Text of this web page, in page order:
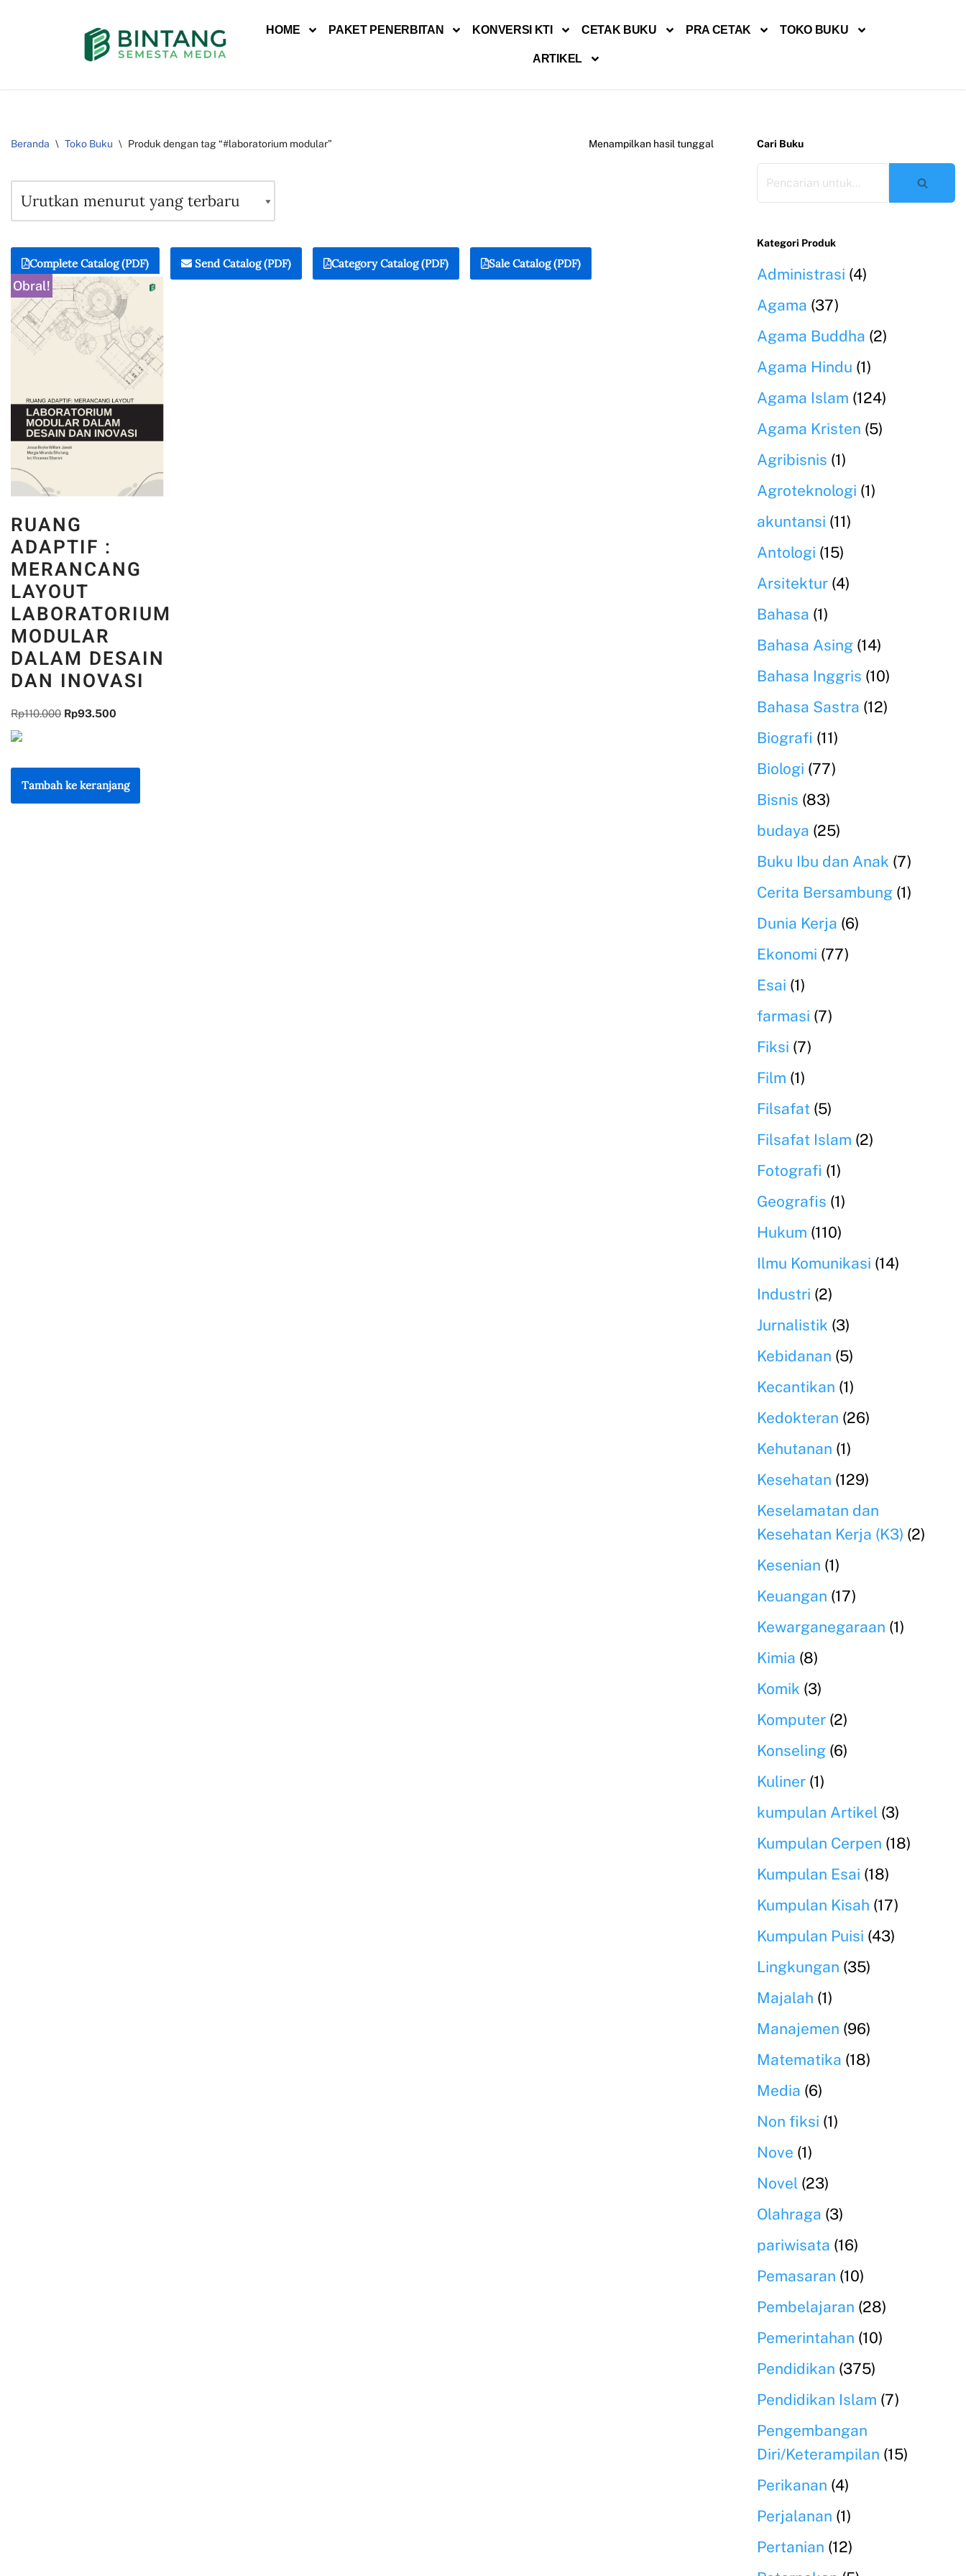
HOME PAKET PENERBITAN KONVERSI KTI CETAK BUKU PRA CETAK TOKO BUKU
ARTIKEL
Beranda \ Toko Buku \ Produk dengan tag “#laboratorium modular” Menampilkan hasil tunggal
Complete Catalog (PDF) Send Catalog (PDF) Category Catalog (PDF) Sale Catalog (PDF)
Obral!
RUANG
ADAPTIF :
MERANCANG
LAYOUT
LABORATORIUM
MODULAR
DALAM DESAIN
DAN INOVASI
Rp110.000 Rp93.500
Tambah ke keranjang
Cari Buku
Kategori Produk
Administrasi (4)
Agama (37)
Agama Buddha (2)
Agama Hindu (1)
Agama Islam (124)
Agama Kristen (5)
Agribisnis (1)
Agroteknologi (1)
akuntansi (11)
Antologi (15)
Arsitektur (4)
Bahasa (1)
Bahasa Asing (14)
Bahasa Inggris (10)
Bahasa Sastra (12)
Biografi (11)
Biologi (77)
Bisnis (83)
budaya (25)
Buku Ibu dan Anak (7)
Cerita Bersambung (1)
Dunia Kerja (6)
Ekonomi (77)
Esai (1)
farmasi (7)
Fiksi (7)
Film (1)
Filsafat (5)
Filsafat Islam (2)
Fotografi (1)
Geografis (1)
Hukum (110)
Ilmu Komunikasi (14)
Industri (2)
Jurnalistik (3)
Kebidanan (5)
Kecantikan (1)
Kedokteran (26)
Kehutanan (1)
Kesehatan (129)
Keselamatan dan
Kesehatan Kerja (K3) (2)
Kesenian (1)
Keuangan (17)
Kewarganegaraan (1)
Kimia (8)
Komik (3)
Komputer (2)
Konseling (6)
Kuliner (1)
kumpulan Artikel (3)
Kumpulan Cerpen (18)
Kumpulan Esai (18)
Kumpulan Kisah (17)
Kumpulan Puisi (43)
Lingkungan (35)
Majalah (1)
Manajemen (96)
Matematika (18)
Media (6)
Non fiksi (1)
Nove (1)
Novel (23)
Olahraga (3)
pariwisata (16)
Pemasaran (10)
Pembelajaran (28)
Pemerintahan (10)
Pendidikan (375)
Pendidikan Islam (7)
Pengembangan
Diri/Keterampilan (15)
Perikanan (4)
Perjalanan (1)
Pertanian (12)